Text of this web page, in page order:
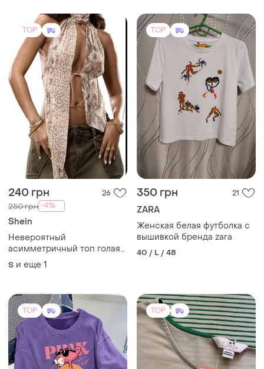
TOP
240 грн 26
250 грн -4%
Shein
Невероятный
асимметричный топ голая
спинка бежевый завязки
трендовый беж нюдовый
леопардовый чокер
S и еще 1
TOP
350 грн 21
ZARA
Женская белая футболка с
вышивкой бренда zara
40 / L / 48
TOP TOP